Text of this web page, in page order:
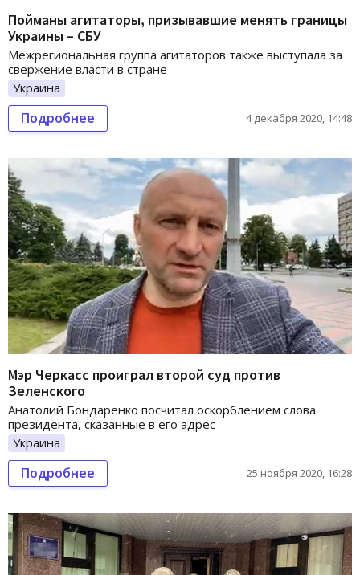
Пойманы агитаторы, призывавшие менять границы
Украины – СБУ
Межрегиональная группа агитаторов также выступала за
свержение власти в стране
Украина
Подробнее 4 декабря 2020, 14:48
Мэр Черкасс проиграл второй суд против
Зеленского
Анатолий Бондаренко посчитал оскорблением слова
президента, сказанные в его адрес
Украина
Подробнее 25 ноября 2020, 16:28